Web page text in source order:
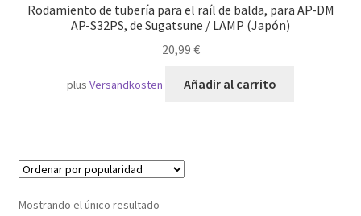
Rodamiento de tubería para el raíl de balda, para AP-DM
AP-S32PS, de Sugatsune / LAMP (Japón)
20,99 €
plus Versandkosten Añadir al carrito
Mostrando el único resultado